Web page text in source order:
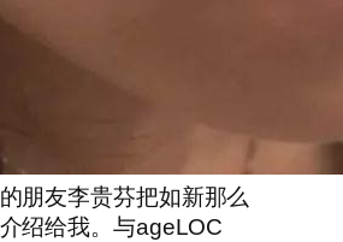
朋友李贵芬把如新那么
绍给我。与ageLOC